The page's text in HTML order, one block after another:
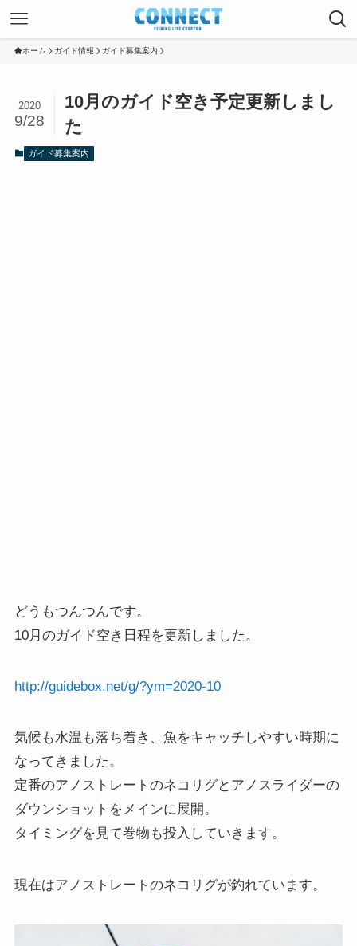
ホーム ガイド情報 ガイド募集案内
10月のガイド空き予定更新しまし
た
2020
9/28
ガイド募集案内
どうもつんつんです。
10月のガイド空き日程を更新しました。
http://guidebox.net/g/?ym=2020-10
気候も水温も落ち着き、魚をキャッチしやすい時期に
なってきました。
定番のアノストレートのネコリグとアノスライダーの
ダウンショットをメインに展開。
タイミングを見て巻物も投入していきます。
現在はアノストレートのネコリグが釣れています。